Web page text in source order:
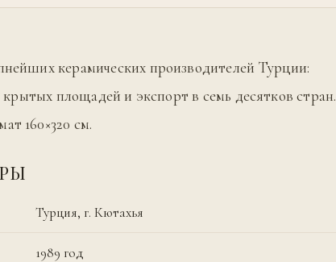
керамических производителей Турции:
крытых площадей и экспорт в семь десятков стран.
160×320 см.
Турция, г. Кютахья
1989 год